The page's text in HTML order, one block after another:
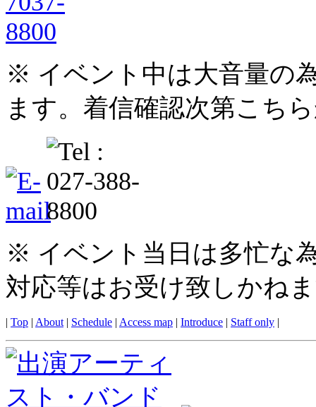
※ イベント中は大音量の
ます。着信確認次第こち
※ イベント当日は多忙な
対応等はお受け致しかね
| Top | About | Schedule | Access map | Introduce | Staff only |